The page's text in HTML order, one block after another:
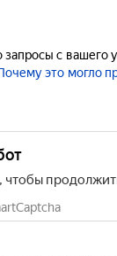
с вашего
это могло